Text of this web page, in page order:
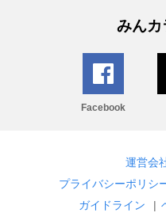
みんカ
Facebook
運営会
プライバシーポリシ
ガイドライン
|